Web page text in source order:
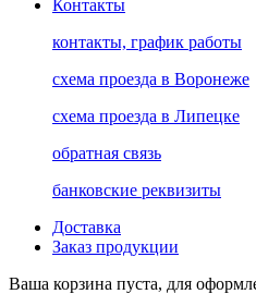
Контакты
контакты, график работы
схема проезда в Воронеже
схема проезда в Липецке
обратная связь
банковские реквизиты
Доставка
Заказ продукции
Ваша корзина пуста, для